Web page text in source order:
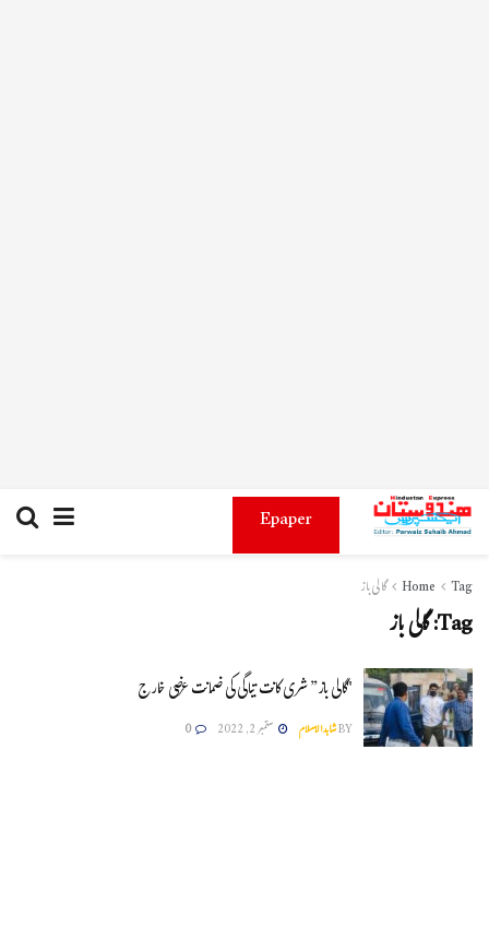
Epaper
Home Tag گالی باز
Tag:گالی باز
"گالی باز” شری کانت تیاگی کی ضمانت عرضی خارج
BYشاہدالاسلام ستمبر 2, 2022 0